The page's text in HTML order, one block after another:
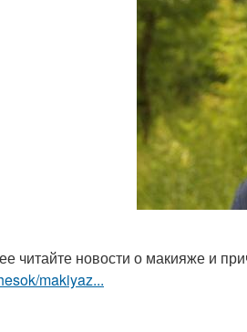
читайте новости о макияже и
makiyaz...